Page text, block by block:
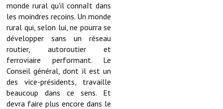
Autres groupements
Les réseaux partenaires
L'association des maires
L'office de tourisme
Le conseil départemental
monde rural qu'il connaît dans
les moindres recoins. Un monde
rural qui, selon lui, ne pourra se
développer sans un réseau
routier, autoroutier et
ferroviaire performant. Le
Conseil général, dont il est un
des vice-présidents, travaille
beaucoup dans ce sens. Et
devra faire plus encore dans le